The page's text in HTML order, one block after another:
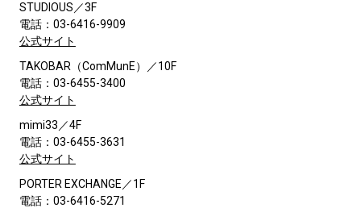
STUDIOUS／3F
電話：03-6416-9909
公式サイト
TAKOBAR（ComMunE）／10F
電話：03-6455-3400
公式サイト
mimi33／4F
電話：03-6455-3631
公式サイト
PORTER EXCHANGE／1F
電話：03-6416-5271